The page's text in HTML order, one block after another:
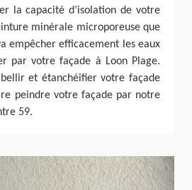
la capacité d’isolation de votre
minérale microporeuse que
empêcher efficacement les eaux
par votre façade à Loon Plage.
et étanchéifier votre façade
peindre votre façade par notre
59.